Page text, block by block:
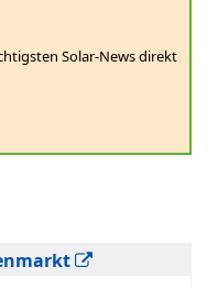
Solar-News direkt